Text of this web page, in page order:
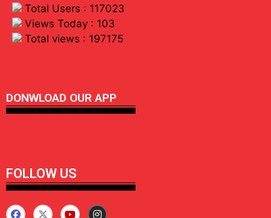
Total Users : 117023
Views Today : 103
Total views : 197175
DONWLOAD OUR APP
FOLLOW US